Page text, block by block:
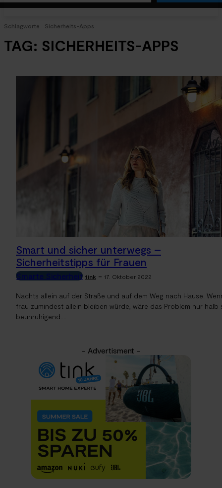
Schlagworte Sicherheits-Apps
TAG: SICHERHEITS-APPS
Smart und sicher unterwegs –
Sicherheitstipps für Frauen
Smarte Sicherheit tink - 17. Oktober 2022
Nachts allein auf der Straße und auf dem Weg nach Hause.
frau zumindest allein bleiben würde, wäre das Problem nur halb
beunruhigend....
- Advertisment -